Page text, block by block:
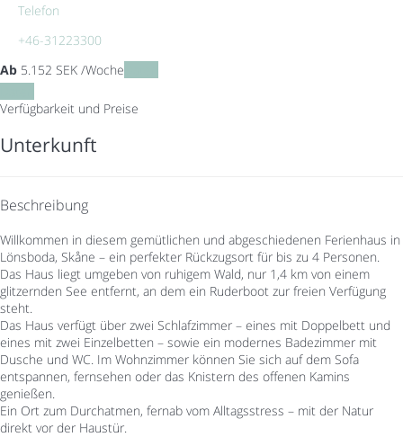
Telefon
+46-31223300
Ab 5.152 SEK /Woche
Verfügbarkeit und Preise
Unterkunft
Beschreibung
Willkommen in diesem gemütlichen und abgeschiedenen Ferienhaus in
Lönsboda, Skåne – ein perfekter Rückzugsort für bis zu 4 Personen.
Das Haus liegt umgeben von ruhigem Wald, nur 1,4 km von einem
glitzernden See entfernt, an dem ein Ruderboot zur freien Verfügung
steht.
Das Haus verfügt über zwei Schlafzimmer – eines mit Doppelbett und
eines mit zwei Einzelbetten – sowie ein modernes Badezimmer mit
Dusche und WC. Im Wohnzimmer können Sie sich auf dem Sofa
entspannen, fernsehen oder das Knistern des offenen Kamins
genießen.
Ein Ort zum Durchatmen, fernab vom Alltagsstress – mit der Natur
direkt vor der Haustür.